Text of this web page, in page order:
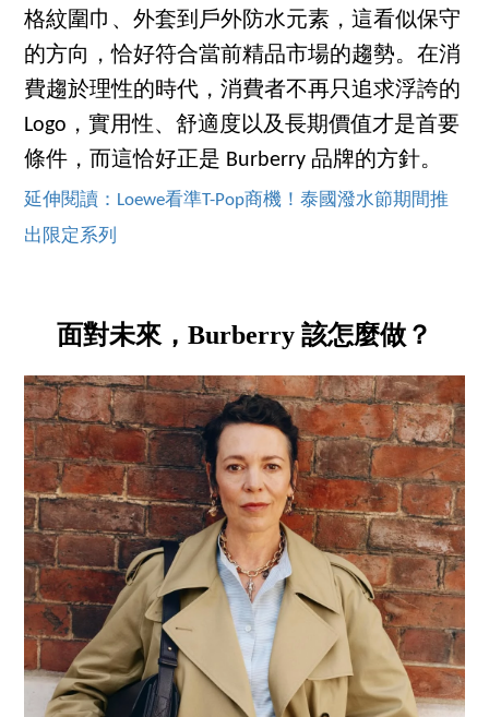
格紋圍巾、外套到戶外防水元素，這看似保守
的方向，恰好符合當前精品市場的趨勢。在消
費趨於理性的時代，消費者不再只追求浮誇的
Logo，實用性、舒適度以及長期價值才是首要
條件，而這恰好正是 Burberry 品牌的方針。
延伸閱讀：Loewe看準T-Pop商機！泰國潑水節期間推
出限定系列
面對未來，Burberry 該怎麼做？